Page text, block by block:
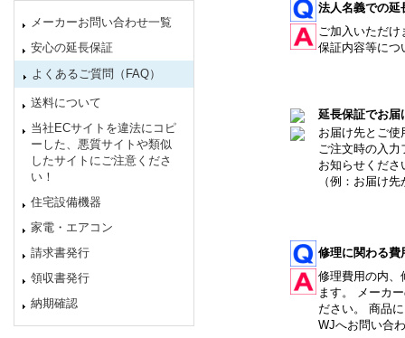
メーカーお問い合わせ一覧
安心の延長保証
よくあるご質問（FAQ）
送料について
当社ECサイトを違法にコピ
ーした、悪質サイトや類似
したサイトにご注意くださ
い！
住宅設備機器
家電・エアコン
請求書発行
領収書発行
納期確認
法人名義での延
ご加入いただけ
保証内容等につ
延長保証でお届
お届け先とご
ご注文時の入力
お知らせくださ
（例：お届け
修理に関わる費
修理費用の内、
ます。 メーカ
ださい。 商品
WJへお問い合